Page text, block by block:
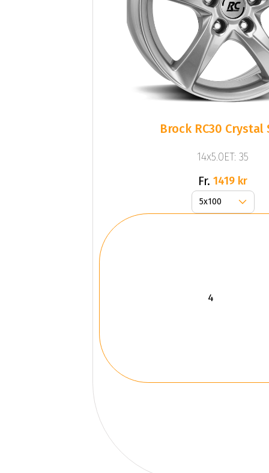
Brock RC30 Crystal
14x5.0ET: 35
Fr. 1419 kr